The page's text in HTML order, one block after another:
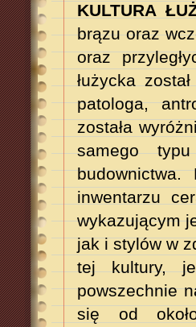
KULTURA
brązu oraz
oraz
łużycka
patologa,
została
samego
inwentarzu
wykazującym
jak i stylów w
tej kultury,
powszechnie
się od